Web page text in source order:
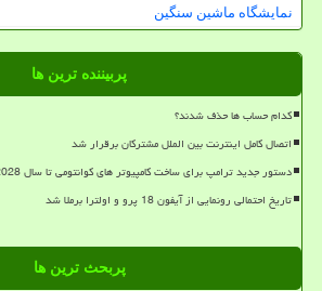
نمایشگاه ماشین سنگین
پربیننده ترین ها
کدام حساب ها حذف شدند؟
اتصال کامل اینترنت بین الملل مشترکان برقرار شد
دستور جدید ترامپ برای ساخت کامپیوتر های کوانتومی تا سال 2028
تاریخ احتمالی رونمایی از آیفون 18 پرو و اولترا برملا شد
پربحث ترین ها